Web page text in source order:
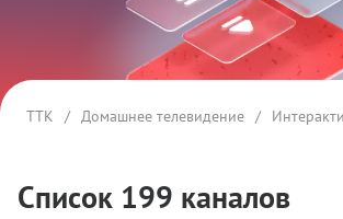
каналы
ТВ
пакета
ТТК / Домашнее телевидение /
Список 199 каналов